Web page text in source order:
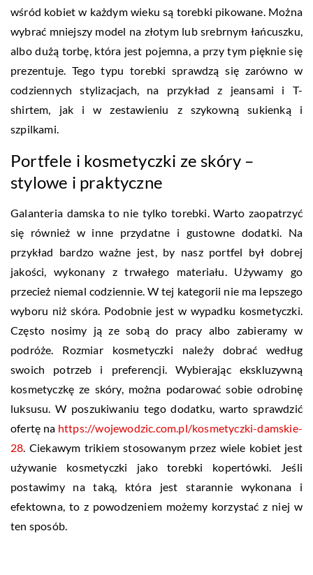
wśród kobiet w każdym wieku są torebki pikowane. Można
wybrać mniejszy model na złotym lub srebrnym łańcuszku,
albo dużą torbę, która jest pojemna, a przy tym pięknie się
prezentuje. Tego typu torebki sprawdzą się zarówno w
codziennych stylizacjach, na przykład z jeansami i T-
shirtem, jak i w zestawieniu z szykowną sukienką i
szpilkami.
Portfele i kosmetyczki ze skóry –
stylowe i praktyczne
Galanteria damska to nie tylko torebki. Warto zaopatrzyć
się również w inne przydatne i gustowne dodatki. Na
przykład bardzo ważne jest, by nasz portfel był dobrej
jakości, wykonany z trwałego materiału. Używamy go
przecież niemal codziennie. W tej kategorii nie ma lepszego
wyboru niż skóra. Podobnie jest w wypadku kosmetyczki.
Często nosimy ją ze sobą do pracy albo zabieramy w
podróże. Rozmiar kosmetyczki należy dobrać według
swoich potrzeb i preferencji. Wybierając ekskluzywną
kosmetyczkę ze skóry, można podarować sobie odrobinę
luksusu. W poszukiwaniu tego dodatku, warto sprawdzić
ofertę na https://wojewodzic.com.pl/kosmetyczki-damskie-
28. Ciekawym trikiem stosowanym przez wiele kobiet jest
używanie kosmetyczki jako torebki kopertówki. Jeśli
postawimy na taką, która jest starannie wykonana i
efektowna, to z powodzeniem możemy korzystać z niej w
ten sposób.